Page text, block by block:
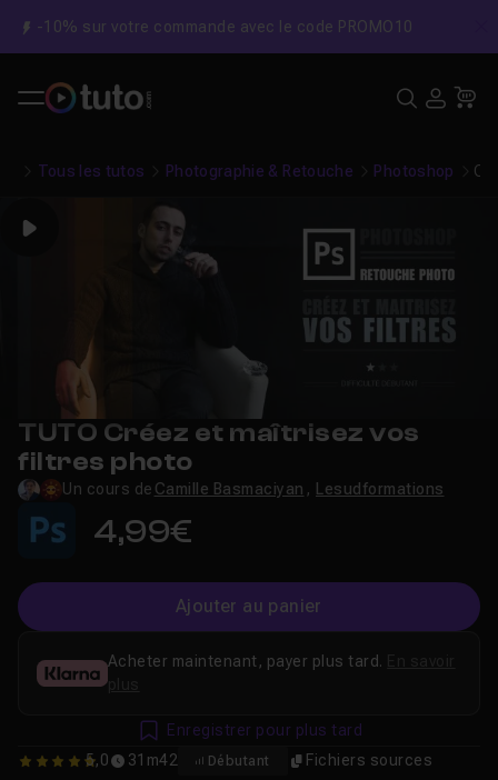
-10% sur votre commande avec le code PROMO10
Tous les tutos Photographie & Retouche Photoshop
Play
TUTO Créez et maîtrisez vos
filtres photo
Un cours de Camille Basmaciyan , Lesudformations
4,99€
Ajouter au panier
5 5,0 31m42 Débutant Fichiers sources
Acheter maintenant, payer plus tard.
plus
Enregistrer pour plus tard